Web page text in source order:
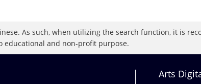
As such, when utilizing the search function, it is
educational and non-profit purpose.
Arts